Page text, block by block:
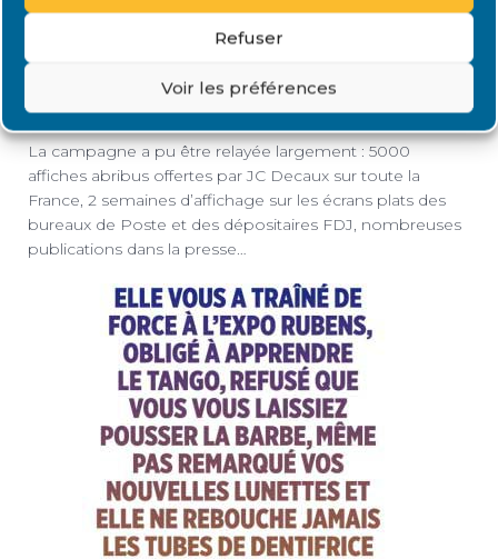
Refuser
Voir les préférences
méconnaissance du public la concernant. Elle a décidé
faire connaître cette possibilité. La décision a été prise de
créer un collectif pour la porter.
La campagne a pu être relayée largement : 5000
affiches abribus offertes par JC Decaux sur toute la
France, 2 semaines d’affichage sur les écrans plats des
bureaux de Poste et des dépositaires FDJ, nombreuses
publications dans la presse…